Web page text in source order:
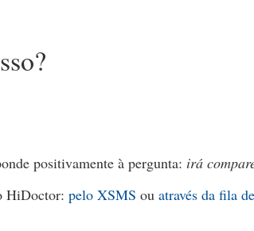
positivamente à pergunta: irá
HiDoctor: pelo XSMS ou através da fila